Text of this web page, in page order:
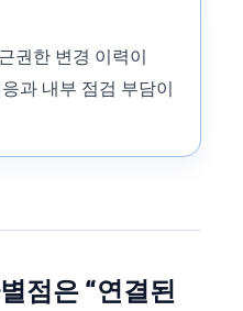
권한 변경 이력이
과 내부 점검 부담이
점은 “연결된